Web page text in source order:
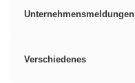
Unternehmensmeldungen
Verschiedenes